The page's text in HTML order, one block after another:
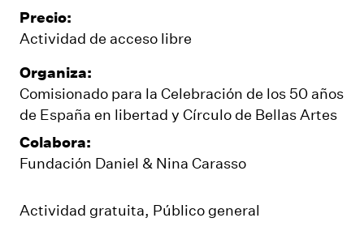
Precio:
Actividad de acceso libre
Organiza:
Comisionado para la Celebración de los 50 años
de España en libertad y Círculo de Bellas Artes
Colabora:
Fundación Daniel & Nina Carasso
Actividad gratuita, Público general